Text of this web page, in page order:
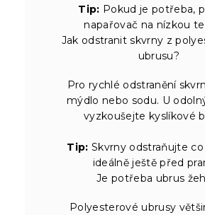
Tip: Pokud je potřeba,
napařovač na nízkou
Jak odstranit skvrny z
ubrusu?
Pro rychlé odstranění
mýdlo nebo sodu. U
vyzkoušejte kyslíkové
Tip: Skvrny odstraňujte
ideálně ještě před
Je potřeba ubrus
Polyesterové ubrusy